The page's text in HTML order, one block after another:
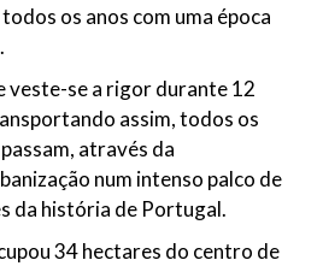
os anos com uma época
veste-se a rigor durante 12
assim, todos os
através da
num intenso palco de
da história de Portugal.
34 hectares do centro de